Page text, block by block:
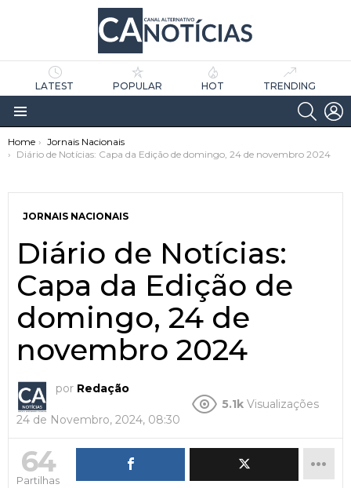
LATEST POPULAR HOT TRENDING
Menu
You are here:
Home
Jornais Nacionais
Diário de Notícias: Capa da Edição de domingo, 24 de novembro 2024
JORNAIS NACIONAIS
Diário de Notícias:
Capa da Edição de
domingo, 24 de
novembro 2024
por Redação
24 de Novembro, 2024, 08:30
5.1k Visualizações
64
Partilhas